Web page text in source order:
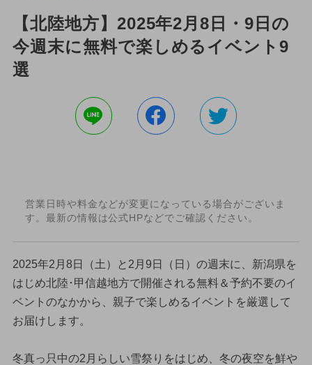
【北陸地方】2025年2月8日・9日の
今週末に無料で楽しめるイベント9
選
営業日時や料金などが変更になっている場合がございま
す。最新の情報は公式HPなどでご確認ください。
2025年2月8日（土）と2月9日（日）の週末に、新潟県を
はじめ北陸･甲信越地方で開催される無料＆予約不要のイ
ベントのなかから、親子で楽しめるイベントを厳選して
お届けします。
冬真っ只中の2月らしい雪祭りをはじめ、冬の夜空を鮮や